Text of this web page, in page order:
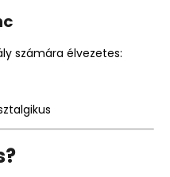
számára élvezetes: